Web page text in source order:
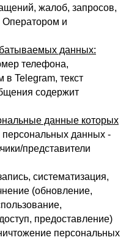
жалоб, запросов,
и
данных:
телефона,
в Telegram, текст
содержит
данные которых
персональных данных -
представители
систематизация,
(обновление,
предоставление)
персональных